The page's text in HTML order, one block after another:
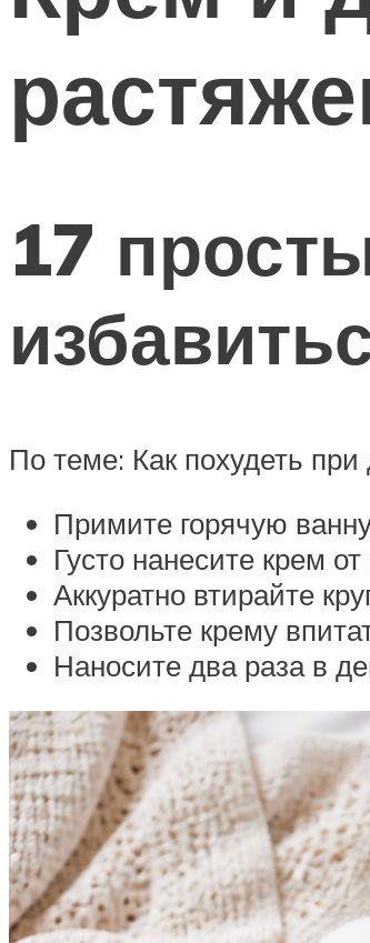
17
По теме: Как похудеть
Примите горячую
Густо нанесите крем
Аккуратно втирайте
Позвольте крему
Наносите два раза в